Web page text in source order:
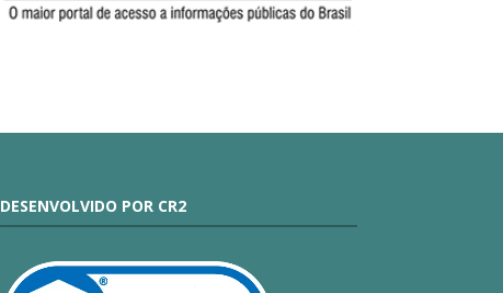
DESENVOLVIDO POR CR2